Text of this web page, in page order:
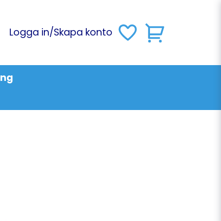
Logga in/Skapa konto